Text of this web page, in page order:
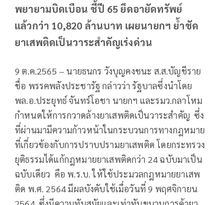
พยายามบิดเบือน ชี้ปี 65 ยึดอายัดทรัพย์
แล้วกว่า 10,820 ล้านบาท เผยนายกฯ ย้ำชัด
ยาเสพติดเป็นวาระสำคัญเร่งด่วน
9 ต.ค.2565 – นายธนกร วังบุญคงชนะ ส.ส.บัญชีราย
ชื่อ พรรคพลังประชารัฐ กล่าวว่า รัฐบาลซึ่งนำโดย
พล.อ.ประยุทธ์ จันทร์โอชา นายกฯ และรมว.กลาโหม
กำหนดให้การกวาดล้างยาเสพติดเป็นวาระสำคัญ ซึ่ง
ที่ผ่านมามีความก้าวหน้าในกระบวนการทางกฎหมาย
ที่เกี่ยวข้องกับการปราบปรามยาเสพติด โดยกระทรวง
ยุติธรรมได้แก้กฎหมายยาเสพติดกว่า 24 ฉบับมาเป็น
ฉบับเดียว คือ พ.ร.บ. ให้ใช้ประมวลกฎหมายยาเสพ
ติด พ.ศ. 2564 มีผลบังคับใช้เมื่อวันที่ 9 พฤศจิกายน